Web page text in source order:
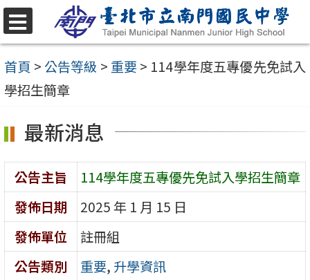
跳
至
主
要
容
選
單
首頁 > 公告等級 > 重要> 114學年度五專優先免試入
學招生簡章
最新消息
公告主旨
114學年度五專優先免試入學招生簡章
發佈日期
2025 年 1 月 15 日
發佈單位
註冊組
公告類別
重要, 升學資訊